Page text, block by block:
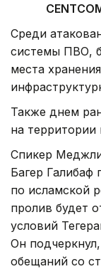
Среди
системы ПВО,
места
Также днем
на территории
Спикер
Багер
по исламской
пролив будет
условий
Он
обещаний со